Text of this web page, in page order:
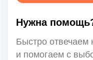
Нужна
Быстро отвечаем
и помогаем с